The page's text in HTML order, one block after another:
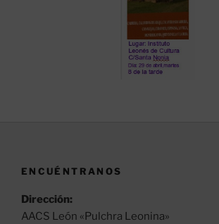
ENCUÉNTRANOS
Dirección:
AACS León «Pulchra Leonina»